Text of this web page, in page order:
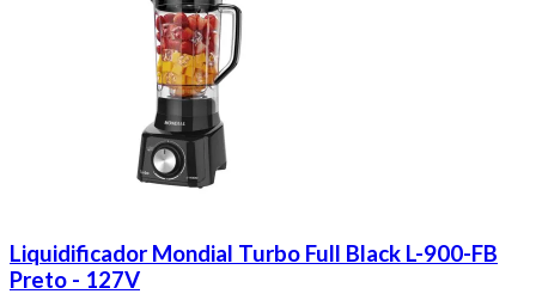
Liquidificador Mondial Turbo Full Black L-900-FB
Preto - 127V